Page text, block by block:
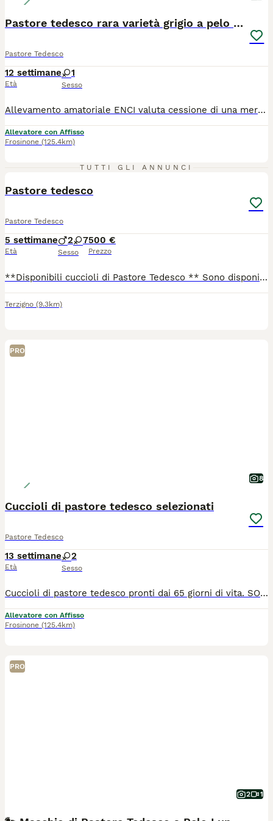
Pastore tedesco rara varietà grigio a pelo lungo
Pastore Tedesco
12 settimane
Età
1
Sesso
Allevamento amatoriale ENCI valuta cessione di una meravigliosa cucciola FEMMINA grigia di pastore tedesco a pelo lungo a veri appassionati. Prima scelta! Varietà molto rara e di "nicchia"! Importante genealogia selezionata, discendete dai più rinomati riproduttori (Groovy, Mondo, Marlo, Vegas). 70 giorni di età, con tutta la documentazione completa e profilassi sanitaria eseguita. La cucciola presenta un'ottima anatomia e struttura nonostante l'età e un carattere aperto e socievole. Particolarmente indicata per chi volesse iniziare un percorso agonistico. Genitori sono cani brevettati e selezionati con massima qualifica in expo. CIFRA IMPEGNATIVA ed ADEGUATA ai requisiti della cucciola. Evitare i soliti perditempo o sognatori, contattare solo se consci dell'importanza e seriamente interessati. Ci troviamo in provincia di Frosinone ma possiamo muoverci su tutto il territorio nazionale qualora si avessero difficoltà.
Allevatore con Affisso
Frosinone (125.4km)
TUTTI GLI ANNUNCI
Pastore tedesco
Pastore Tedesco
5 settimane
Età
2 7
Sesso
500 €
Prezzo
**Disponibili cuccioli di Pastore Tedesco ** Sono disponibili cuccioli maschi e femmine, dolci, giocherelloni e affettuosi, ideali sia per la famiglia che per chi cerca un compagno fedele. • Genitori entrambi con pedigree, allevamento Della Bocca del Vesuvio. • Cuccioli di colore nero focato. • Consegnati con prime vaccinazioni effettuate e microchip. • Per informazioni, foto o per fissare una visita, contattate al numero 39 379 100 4264
Terzigno (9.3km)
PRO
8
Cuccioli di pastore tedesco selezionati
Pastore Tedesco
13 settimane
Età
2
Sesso
Cuccioli di pastore tedesco pronti dai 65 giorni di vita. SOLO FEMMINE. Pelo corto e pelo lungo. Genitori lastrati per la displasia anche e gomiti e testati per la mielopatia degenerativa, con DNA depositato, massima qualifica in expo, addestrati all'utilità e difesa (ex-IPO) e selezionati. Saranno ceduti muniti di: - libretto sanitario (vaccinati e sverminati) - microchip e iscritti all'anagrafe canina - pedigree Enci - certificato di salute e copia referti esami genitori - contratto di cessione - kit-cucciolo e guida per la corretta gestione del cucciolo. I cuccioli cresceranno con la madre in ambiente ricco di stimoli e correttamente socializzati con persone, loro simili e gli altri animali presenti. Importante genealogia da bellezza/show (tra i loro avi sono presenti i più importanti esemplari della razza), indicati sia per vita in famiglia che per chi volesse intraprendere un percorso cinofilo, ossatura possente e colori marcati. NO perditempo o sognatori. Contattare solo se seriamente interessati! Allevamento amatoriale ENCI con gestione famigliare situato in provincia di Frosinone, visite esclusivamente previo appuntamento. COSTO ADEGUATO agli esemplari e spese sostenute.
Allevatore con Affisso
Frosinone (125.4km)
PRO
2 1